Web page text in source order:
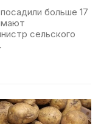
больше 17
сельского